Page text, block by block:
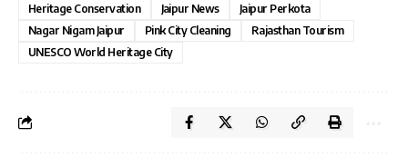
Heritage Conservation
Jaipur News
Jaipur Perkota
Nagar Nigam Jaipur
Pink City Cleaning
Rajasthan Tourism
UNESCO World Heritage City